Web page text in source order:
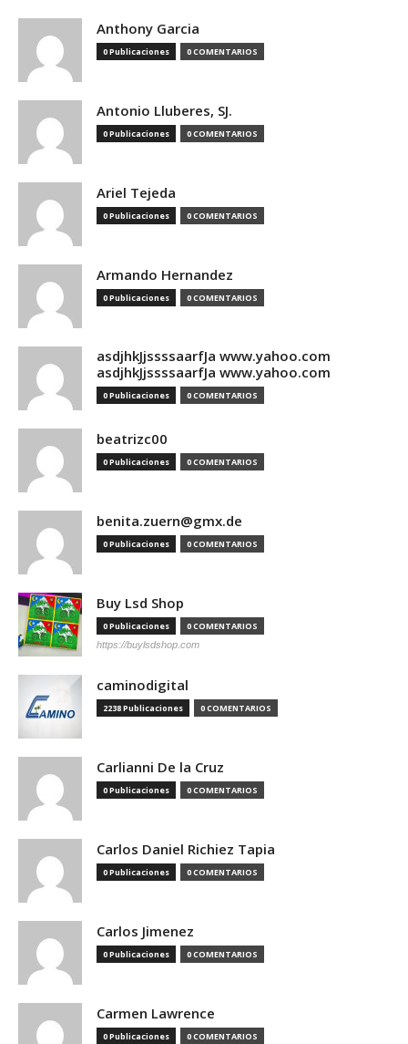
Anthony Garcia
0 Publicaciones 0 COMENTARIOS
Antonio Lluberes, SJ.
0 Publicaciones 0 COMENTARIOS
Ariel Tejeda
0 Publicaciones 0 COMENTARIOS
Armando Hernandez
0 Publicaciones 0 COMENTARIOS
asdjhkJjssssaarfJa www.yahoo.com
asdjhkJjssssaarfJa www.yahoo.com
0 Publicaciones 0 COMENTARIOS
beatrizc00
0 Publicaciones 0 COMENTARIOS
benita.zuern@gmx.de
0 Publicaciones 0 COMENTARIOS
Buy Lsd Shop
0 Publicaciones 0 COMENTARIOS
https://buylsdshop.com
caminodigital
2238 Publicaciones 0 COMENTARIOS
Carlianni De la Cruz
0 Publicaciones 0 COMENTARIOS
Carlos Daniel Richiez Tapia
0 Publicaciones 0 COMENTARIOS
Carlos Jimenez
0 Publicaciones 0 COMENTARIOS
Carmen Lawrence
0 Publicaciones 0 COMENTARIOS